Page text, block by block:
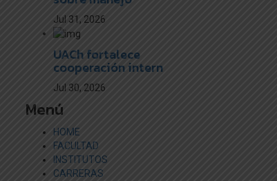
Jul 31, 2026
UACh fortalece
cooperación intern
Jul 30, 2026
Menú
HOME
FACULTAD
INSTITUTOS
CARRERAS